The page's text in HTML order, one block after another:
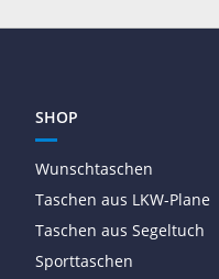
SHOP
Wunschtaschen
Taschen aus LKW-Plane
Taschen aus Segeltuch
Sporttaschen